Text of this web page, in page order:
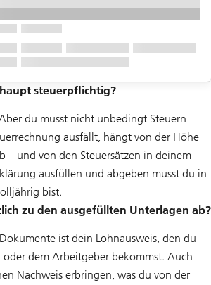
steuerpflichtig?
du musst nicht unbedingt Steuern
ausfällt, hängt von der Höhe
– und von den Steuersätzen in deinem
ausfüllen und abgeben musst du in
bist.
zu den ausgefüllten Unterlagen ab?
ist dein Lohnausweis, den du
dem Arbeitgeber bekommst. Auch
Nachweis erbringen, was du von der